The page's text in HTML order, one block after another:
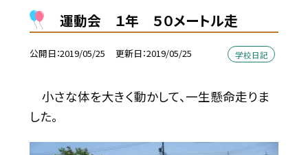
運動会 １年 ５０メートル走
公開日 2019/05/25 更新日 2019/05/25 学校日記
小さな体を大きく動かして、一生懸命走りま
した。